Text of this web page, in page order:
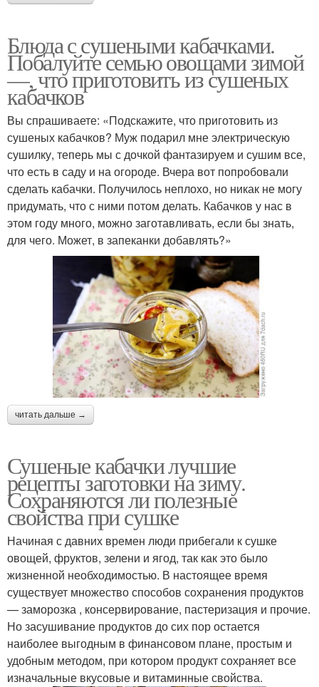
Блюда с сушеными кабачками.
Побалуйте семью овощами зимой
—, что приготовить из сушеных
кабачков
Вы спрашиваете: «Подскажите, что приготовить из
сушеных кабачков? Муж подарил мне электрическую
сушилку, теперь мы с дочкой фантазируем и сушим все,
что есть в саду и на огороде. Вчера вот попробовали
сделать кабачки. Получилось неплохо, но никак не могу
придумать, что с ними потом делать. Кабачков у нас в
этом году много, можно заготавливать, если бы знать,
для чего. Может, в запеканки добавлять?»
читать дальше →
Сушеные кабачки лучшие
рецепты заготовки на зиму.
Сохраняются ли полезные
свойства при сушке
Начиная с давних времен люди прибегали к сушке
овощей, фруктов, зелени и ягод, так как это было
жизненной необходимостью. В настоящее время
существует множество способов сохранения продуктов
— заморозка , консервирование, пастеризация и прочие.
Но засушивание продуктов до сих пор остается
наиболее выгодным в финансовом плане, простым и
удобным методом, при котором продукт сохраняет все
изначальные вкусовые и витаминные свойства.